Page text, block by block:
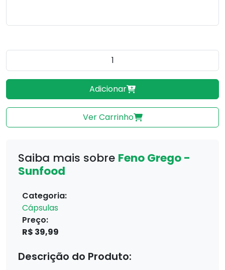
Quantidade do produto
Adicionar
Ver Carrinho
Saiba mais sobre Feno Grego -
Sunfood
Categoria:
Cápsulas
Preço:
R$ 39,99
Descrição do Produto: